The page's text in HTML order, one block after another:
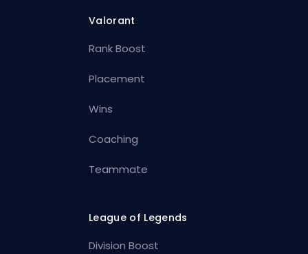
Valorant
Rank Boost
Placement
Wins
Coaching
Teammate
League of Legends
Division Boost